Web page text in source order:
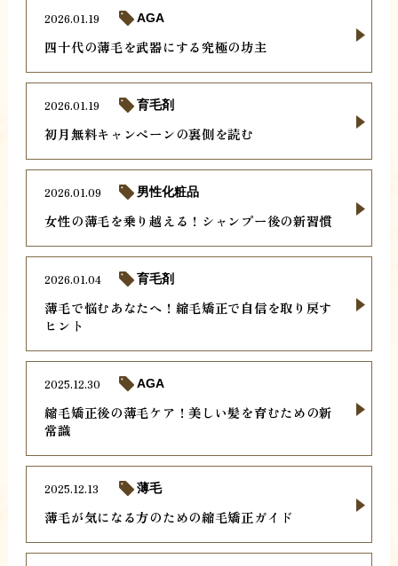
四十代の薄毛を武器にする究極の坊主
2026.01.19 AGA
初月無料キャンペーンの裏側を読む
2026.01.19 育毛剤
女性の薄毛を乗り越える！シャンプー後の新習慣
2026.01.09 男性化粧品
薄毛で悩むあなたへ！縮毛矯正で自信を取り戻す
ヒント
2026.01.04 育毛剤
縮毛矯正後の薄毛ケア！美しい髪を育むための新
常識
2025.12.30 AGA
薄毛が気になる方のための縮毛矯正ガイド
2025.12.13 薄毛